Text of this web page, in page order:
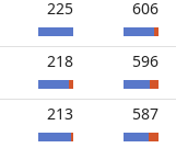
225 606
218 596
213 587